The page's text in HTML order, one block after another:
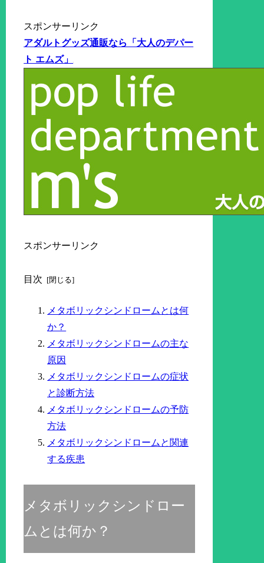
スポンサーリンク
アダルトグッズ通販なら「大人のデパー
ト エムズ」
スポンサーリンク
目次
メタボリックシンドロームとは何
か？
メタボリックシンドロームの主な
原因
メタボリックシンドロームの症状
と診断方法
メタボリックシンドロームの予防
方法
メタボリックシンドロームと関連
する疾患
メタボリックシンドロー
ムとは何か？